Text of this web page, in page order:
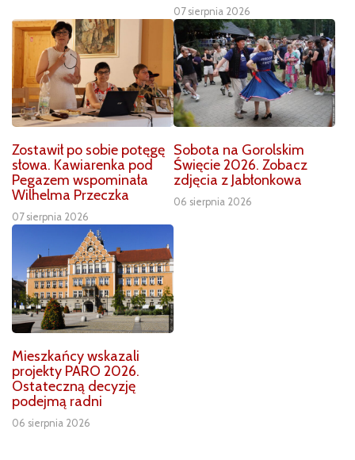
07 sierpnia 2026
Zostawił po sobie potęgę
słowa. Kawiarenka pod
Pegazem wspominała
Wilhelma Przeczka
07 sierpnia 2026
Sobota na Gorolskim
Święcie 2026. Zobacz
zdjęcia z Jabłonkowa
06 sierpnia 2026
Mieszkańcy wskazali
projekty PARO 2026.
Ostateczną decyzję
podejmą radni
06 sierpnia 2026